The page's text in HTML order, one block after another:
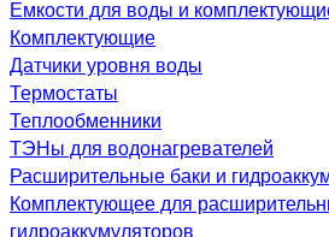
Емкости для воды и
Комплектующие
Датчики уровня воды
Термостаты
Теплообменники
ТЭНы для водонагревателей
Расширительные баки и
Комплектующее для
гидроаккумуляторов